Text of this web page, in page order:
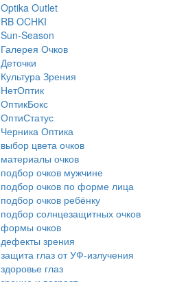
Optika Outlet
RB OCHKI
Sun-Season
Галерея Очков
Деточки
Культура Зрения
НетОптик
ОптикБокс
ОптиСтатус
Черника Оптика
выбор цвета очков
материалы очков
подбор очков мужчине
подбор очков по форме лица
подбор очков ребёнку
подбор солнцезащитных очков
формы очков
дефекты зрения
защита глаз от УФ-излучения
здоровье глаз